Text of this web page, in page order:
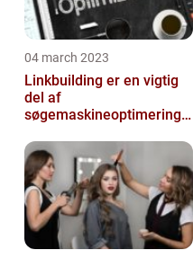
04 march 2023
Linkbuilding er en vigtig
del af
søgemaskineoptimeringe